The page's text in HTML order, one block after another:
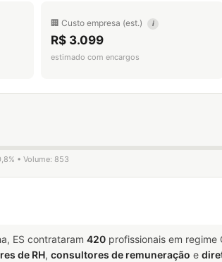
🏢 Custo empresa (est.) i
R$ 3.099
estimado com encargos
• Volume: 853
ES contrataram 420 profissionais em regime
de RH, consultores de remuneração e